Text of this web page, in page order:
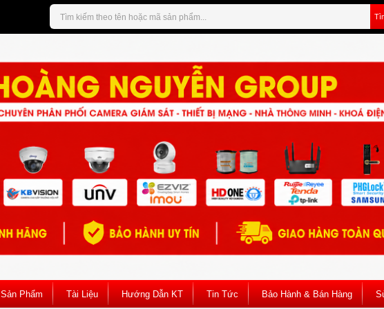
Sản Phẩm Tài Liệu Hướng Dẫn KT Tin Tức Bảo Hành & Bán Hàng